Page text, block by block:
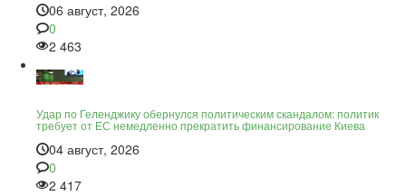
06 август, 2026
0
2 463
Удар по Геленджику обернулся политическим скандалом: политик
требует от ЕС немедленно прекратить финансирование Киева
04 август, 2026
0
2 417